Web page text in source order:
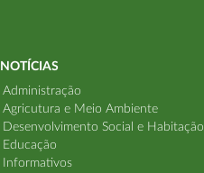
NOTÍCIAS
Administração
Agricutura e Meio Ambiente
Desenvolvimento Social e Habitação
Educação
Informativos